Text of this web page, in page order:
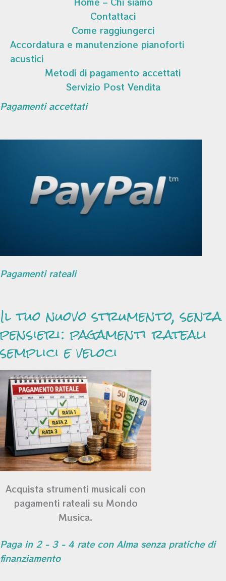
Contattaci
Come raggiungerci
Accordatura e manutenzione pianoforti
acustici
Metodi di pagamento accettati
Servizio Post Vendita
Pagamenti accettati
Pagamenti rateali
Il tuo nuovo strumento, senza
pensieri: pagamenti rateali
semplici e veloci
Acquista strumenti musicali con
pagamenti rateali su Mondo
Musica.
Paga in 2 - 3 - 4 rate con Alma senza pratiche di
finanziamento